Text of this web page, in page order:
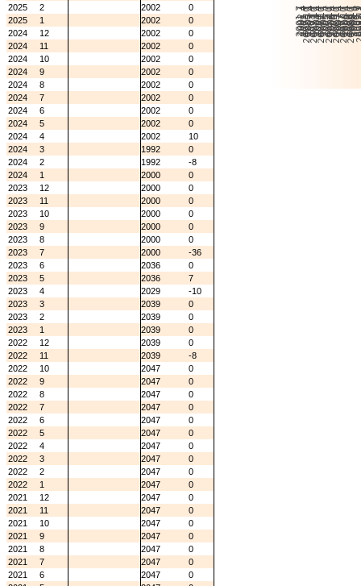
2025
2 2002
0
2025
1 2002
0
2024
12 2002
0
2024
11 2002
0
2024
10 2002
0
2024
9 2002
0
2024
8 2002
0
2024
7 2002
0
2024
6 2002
0
2024
5 2002
0
2024
4 2002
10
2024
3 1992
0
2024
2 1992
-8
2024
1 2000
0
2023
12 2000
0
2023
11 2000
0
2023
10 2000
0
2023
9 2000
0
2023
8 2000
0
2023
7 2000
-36
2023
6 2036
0
2023
5 2036
7
2023
4 2029
-10
2023
3 2039
0
2023
2 2039
0
2023
1 2039
0
2022
12 2039
0
2022
11 2039
-8
2022
10 2047
0
2022
9 2047
0
2022
8 2047
0
2022
7 2047
0
2022
6 2047
0
2022
5 2047
0
2022
4 2047
0
2022
3 2047
0
2022
2 2047
0
2022
1 2047
0
2021
12 2047
0
2021
11 2047
0
2021
10 2047
0
2021
9 2047
0
2021
8 2047
0
2021
7 2047
0
2021
6 2047
0